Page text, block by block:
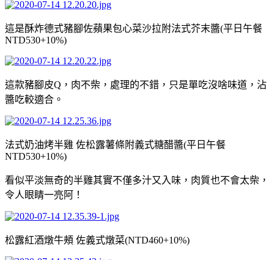
這是酥炸德式豬腳佐蘋果包心菜沙拉附法式芥末醬(平日午餐
NTD530+10%)
這款豬腳皮Q，肉不柴，處理的不錯，只是單吃沒啥味道，沾
醬吃較適合。
法式奶油烤半雞 佐松露薯條附義式糖醋醬(平日午餐
NTD530+10%)
看似平淡無奇的半雞其實不僅多汁又入味，肉質也不會太柴，
令人眼睛一亮阿！
松露紅酒燉牛頰 佐義式燉菜(NTD460+10%)